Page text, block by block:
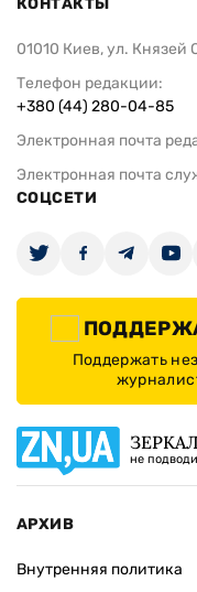
01010 Киев, ул. Князей
Телефон редакции:
+380 (44) 280-04-85
Электронная почта
Электронная почта
СОЦСЕТИ
Поддержать
не
АРХИВ
Внутренняя политика